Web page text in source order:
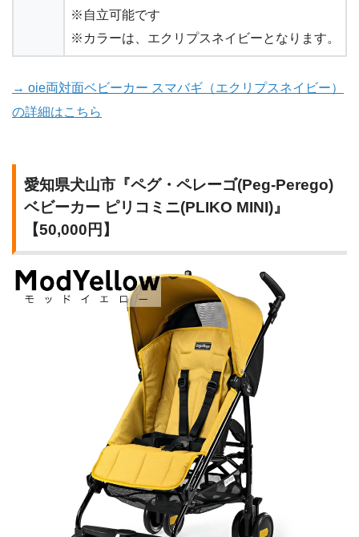
※自立可能です
※カラーは、エクリプスネイビーとなります。
→ oie両対面ベビーカー スマバギ（エクリプスネイビー）
の詳細はこちら
愛知県犬山市『ペグ・ペレーゴ(Peg-Perego)
ベビーカー ピリコミニ(PLIKO MINI)』
【50,000円】